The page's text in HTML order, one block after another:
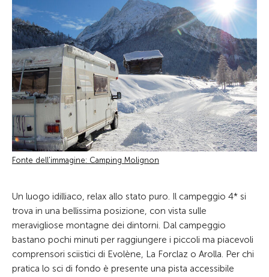
Fonte dell'immagine: Camping Molignon
Un luogo idilliaco, relax allo stato puro. Il campeggio 4* si
trova in una bellissima posizione, con vista sulle
meravigliose montagne dei dintorni. Dal campeggio
bastano pochi minuti per raggiungere i piccoli ma piacevoli
comprensori sciistici di Evolène, La Forclaz o Arolla. Per chi
pratica lo sci di fondo è presente una pista accessibile